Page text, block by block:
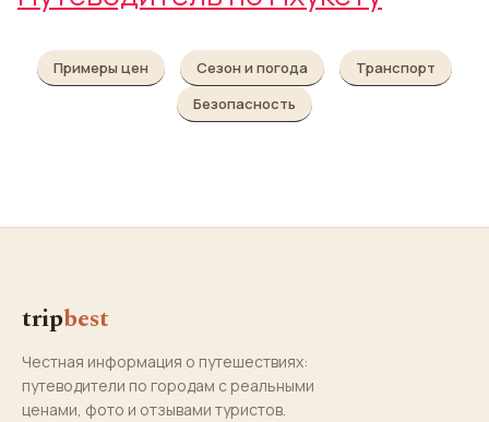
Примеры цен Сезон и погода
Транспорт
Безопасность
tripbest
Честная информация о путешествиях:
путеводители по городам с реальными
ценами, фото и отзывами туристов.